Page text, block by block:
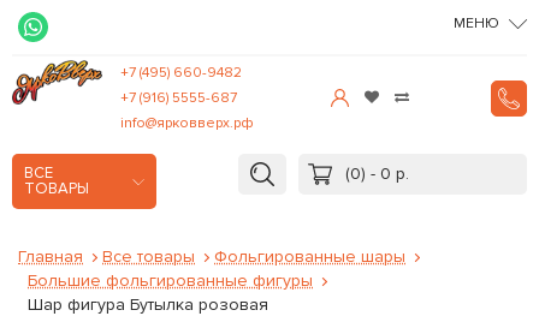
МЕНЮ
+7 (495) 660-9482
+7 (916) 5555-687
info@ярковверх.рф
ВСЕ
ТОВАРЫ
(0) - 0 р.
Главная Все товары
Фольгированные шары
Большие фольгированные фигуры
Шар фигура Бутылка розовая